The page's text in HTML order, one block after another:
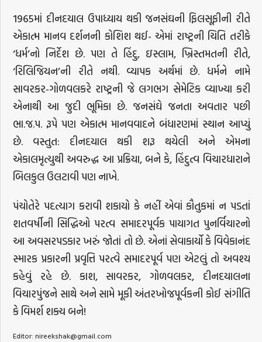
1965માં દીનદયાલ ઉપાધ્યાય થકી જનસંઘની ફિલસૂફીની રીતે
એકાત્મ માનવ દર્શનની કોશિશ થઈ- એમાં રાષ્ટ્રની ચિતિ તરીકે
‘ધર્મ’નો નિર્દેશ છે. પણ તે હિંદુ, ઇસ્લામ, ખ્રિસ્તમતની રીતે,
‘રિલિજિયન’ની રીતે નથી. વ્યાપક અર્થમાં છે. ધર્મને નામે
સાવરકર-ગોળવલકરે રાષ્ટ્રની જે લગભગ સેમેટિક વ્યાખ્યા કરી
એનાથી આ જુદી ભૂમિકા છે. જનસંઘે જનતા અવતાર પછી
ભા.જ.પ. રૂપે પણ એકાત્મ માનવવાદને બંધારણમાં સ્થાન આપ્યું
છે. વસ્તુત: દીનદયાલ થકી શરૂ થયેલી અને એમના
એકાલમૃત્યુથી અવરુદ્ધ આ પ્રક્રિયા, બને કે, હિંદુત્વ વિચારધારાને
બિલકુલ ઉલટાવી પણ નાખે.
પંચોતેરે પદત્યાગ કરાવી શકાયો કે નહીં એવાં કૌતુકમાં ન પડતાં
શતવર્ષીની સિદ્ધિઓ પરત્વ સમાદરપૂર્વક પાયાગત પુનર્વિચારનો
આ અવસરપડકાર ખરું જોતાં તો છે. એનાં સેવાકાર્યો કે વિવેકાનંદ
સ્મારક પ્રકારની પ્રવૃત્તિ પરત્વે સમાદરપૂર્વ પણ એટલું તો અવશ્ય
કહેવું રહે છે. કાશ, સાવરકર, ગોળવલકર, દીનદયાલના
વિચારપુંજને સાથે અને સામે મૂકી અંતરખોજપૂર્વકની કોઈ સંગીતિ
કે વિમર્શ શક્ય બને!
Editor:nireekshak@gmail.com